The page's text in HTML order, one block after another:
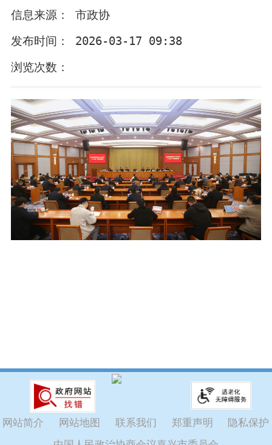
信息来源： 市政协
发布时间： 2026-03-17 09:38
浏览次数：
网站简介 网站地图 联系我们 郑重声明
隐私保护